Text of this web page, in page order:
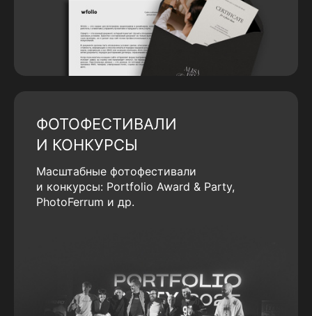
ФОТОФЕСТИВАЛИ
И КОНКУРСЫ
Масштабные фотофестивали
и конкурсы: Portfolio Award & Party,
PhotoFerrum и др.